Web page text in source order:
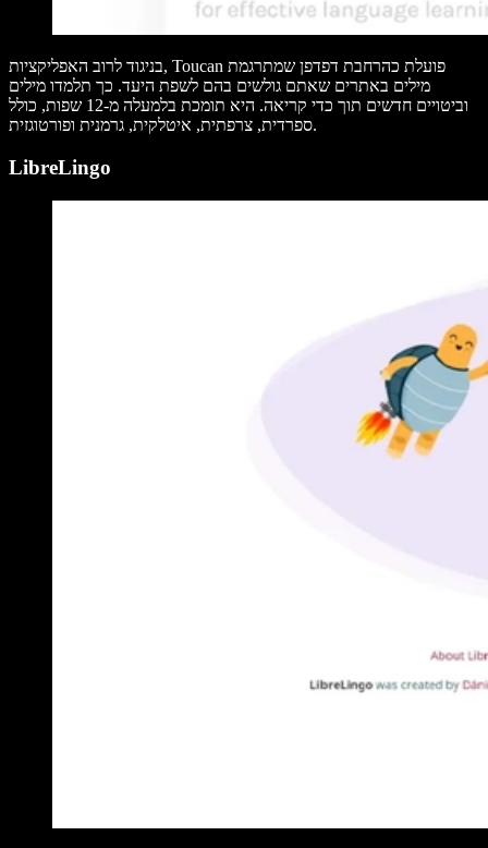
בניגוד לרוב האפליקציות, Toucan פועלת כהרחבת דפדפן שמתרגמת
מילים באתרים שאתם גולשים בהם לשפת היעד. כך תלמדו מילים
וביטויים חדשים תוך כדי קריאה. היא תומכת בלמעלה מ-12 שפות, כולל
ספרדית, צרפתית, איטלקית, גרמנית ופורטוגזית.
LibreLingo